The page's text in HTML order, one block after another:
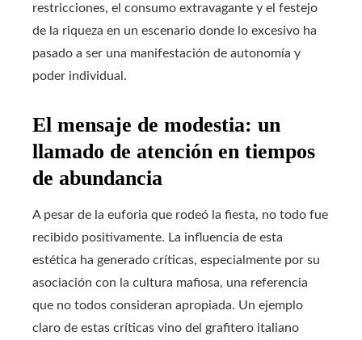
restricciones, el consumo extravagante y el festejo
de la riqueza en un escenario donde lo excesivo ha
pasado a ser una manifestación de autonomía y
poder individual.
El mensaje de modestia: un
llamado de atención en tiempos
de abundancia
A pesar de la euforia que rodeó la fiesta, no todo fue
recibido positivamente. La influencia de esta
estética ha generado críticas, especialmente por su
asociación con la cultura mafiosa, una referencia
que no todos consideran apropiada. Un ejemplo
claro de estas críticas vino del grafitero italiano